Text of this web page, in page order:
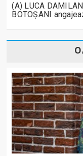
(A) LUCA
BOTOȘANI